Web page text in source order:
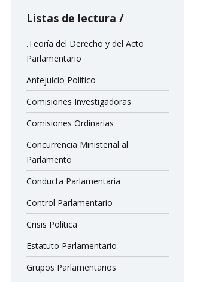
Listas de lectura
.Teoría del Derecho y del Acto
Parlamentario
Antejuicio Político
Comisiones Investigadoras
Comisiones Ordinarias
Concurrencia Ministerial al
Parlamento
Conducta Parlamentaria
Control Parlamentario
Crisis Política
Estatuto Parlamentario
Grupos Parlamentarios